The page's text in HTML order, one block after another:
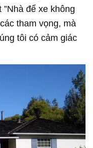
để xe không
tham vọng, mà
tôi có cảm giác